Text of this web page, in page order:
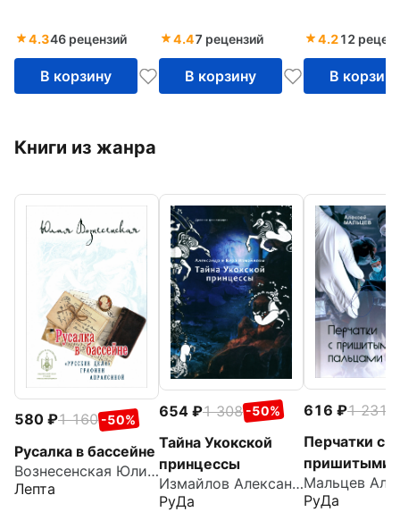
4.346 рецензий
В корзину
4.47 рецензий
В корзину
4.212
В корзину
Книги из жанра
580 1 160 -50%
Русалка в бассейне
Вознесенская Юлия Николаевна
Лепта
654 1 308 -50%
Тайна Укокской
принцессы
Измайлов Александр
РуДа
616 1 231
Перчатки с
пришитыми
пальцами
РуДа